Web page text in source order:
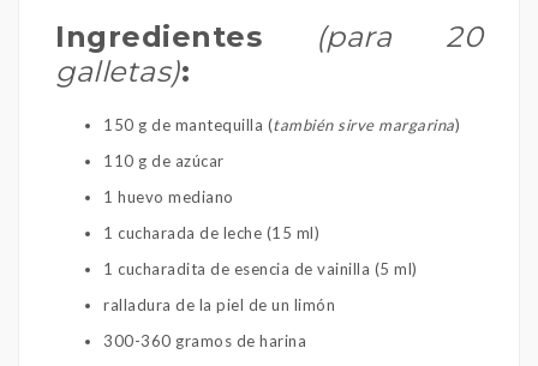
Ingredientes
(para 20
galletas):
150 g de mantequilla (también sirve margarina)
110 g de azúcar
1 huevo mediano
1 cucharada de leche (15 ml)
1 cucharadita de esencia de vainilla (5 ml)
ralladura de la piel de un limón
300-360 gramos de harina